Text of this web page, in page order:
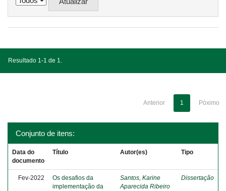
Resultado 1-1 de 1.
Anterior 1 Póximo
Conjunto de itens:
Data do
documento
Título Autor(es) Tipo
Fev-2022
Os desafios da
implementação da
Santos, Karine
Aparecida Ribeiro
Dissertação